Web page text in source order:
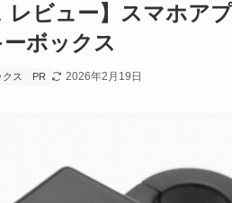
レビュー】スマホア
ボックス
ス PR 2026年2月19日